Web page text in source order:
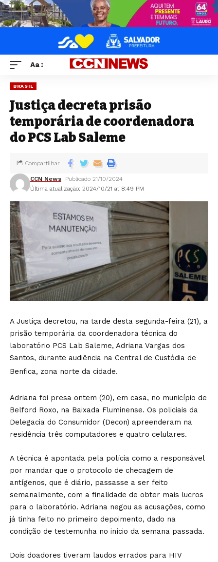
Aa
BRASIL
Justiça decreta prisão
temporária de coordenadora
do PCS Lab Saleme
Última atualização: 2024/10/21 at 8:49 PM
CCN News Publicado 21/10/2024
Compartilhar
A Justiça decretou, na tarde desta segunda-feira (21), a
prisão temporária da coordenadora técnica do
laboratório PCS Lab Saleme, Adriana Vargas dos
Santos, durante audiência na Central de Custódia de
Benfica, zona norte da cidade.
Adriana foi presa ontem (20), em casa, no município de
Belford Roxo, na Baixada Fluminense. Os policiais da
Delegacia do Consumidor (Decon) apreenderam na
residência três computadores e quatro celulares.
A técnica é apontada pela polícia como a responsável
por mandar que o protocolo de checagem de
antígenos, que é diário, passasse a ser feito
semanalmente, com a finalidade de obter mais lucros
para o laboratório. Adriana negou as acusações, como
já tinha feito no primeiro depoimento, dado na
condição de testemunha no início da semana passada.
Dois doadores tiveram laudos errados para HIV